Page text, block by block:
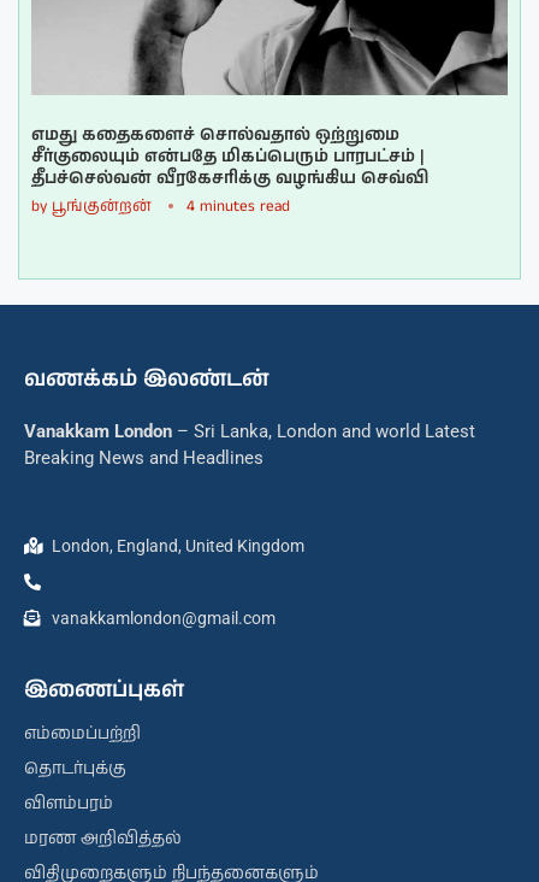
எமது கதைகளைச் சொல்வதால் ஒற்றுமை
சீர்குலையும் என்பதே மிகப்பெரும் பாரபட்சம் |
தீபச்செல்வன் வீரகேசரிக்கு வழங்கிய செவ்வி
by பூங்குன்றன் 4 minutes read
வணக்கம் இலண்டன்
Vanakkam London – Sri Lanka, London and world Latest
Breaking News and Headlines
London, England, United Kingdom
vanakkamlondon@gmail.com
இணைப்புகள்
எம்மைப்பற்றி
தொடர்புக்கு
விளம்பரம்
மரண அறிவித்தல்
விதிமுறைகளும் நிபந்தனைகளும்